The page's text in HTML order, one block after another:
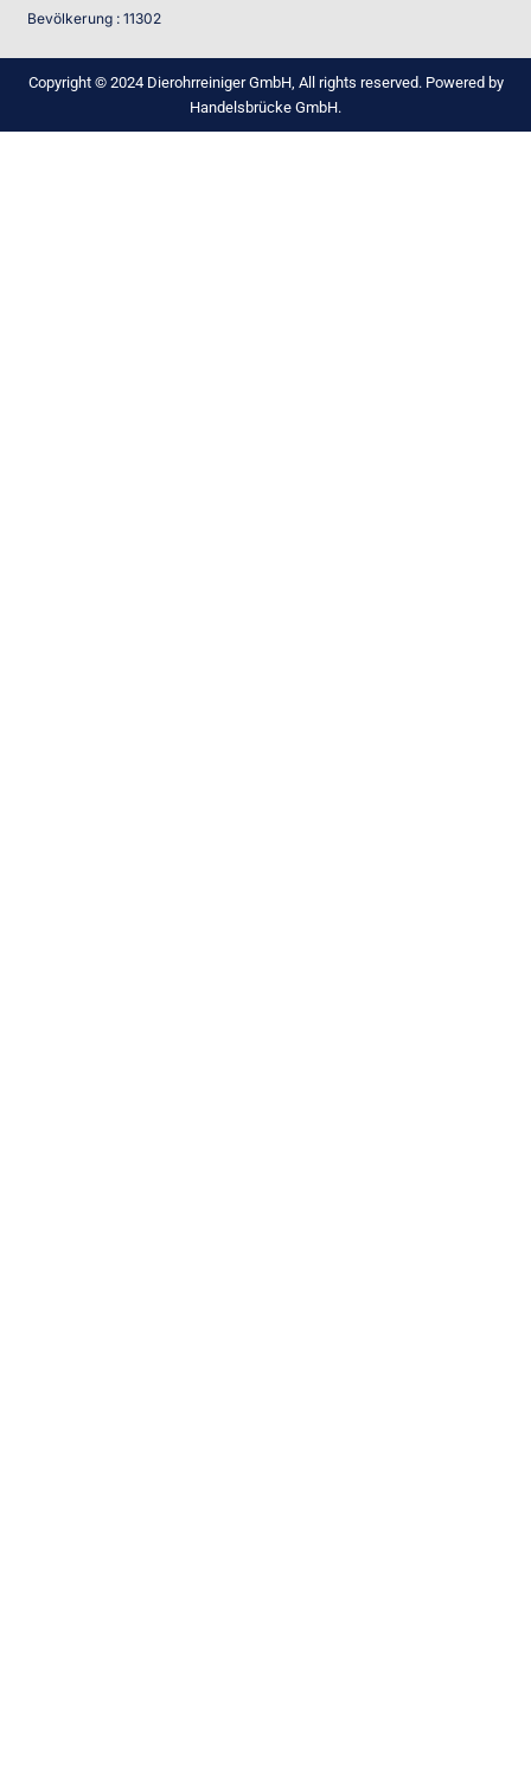
Bevölkerung : 11302
Copyright © 2024 Dierohrreiniger GmbH, All rights reserved. Powered by
Handelsbrücke GmbH.